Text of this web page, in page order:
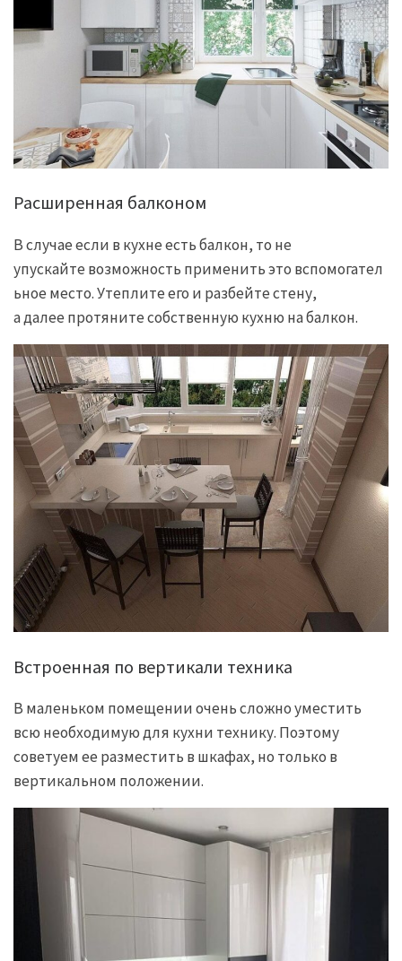
Расширенная балконом
В случае если в кухне есть балкон, то не
упускайте возможность применить это вспомогател
ьное место. Утеплите его и разбейте стену,
а далее протяните собственную кухню на балкон.
Встроенная по вертикали техника
В маленьком помещении очень сложно уместить
всю необходимую для кухни технику. Поэтому
советуем ее разместить в шкафах, но только в
вертикальном положении.